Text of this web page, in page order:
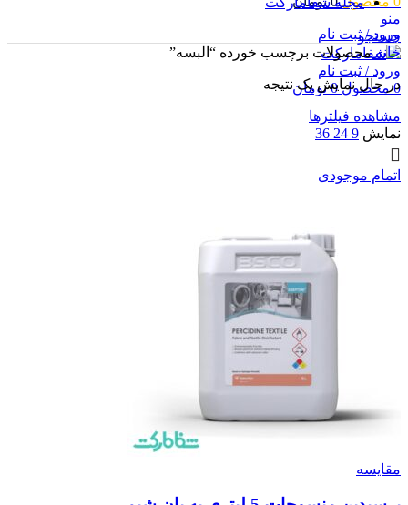
منو
جستجو
ورود / ثبت نام
0 محصول 0 تومان
ورود / ثبت نام
خانهمحصولات برچسب خورده “البسه”
در حال نمایش یک نتیجه
مشاهده فیلترها
نمایش 9
24
36
اتمام موجودی
مقایسه